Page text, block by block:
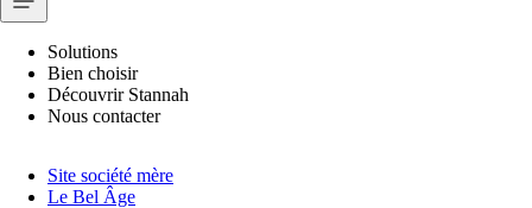
Solutions
Bien choisir
Découvrir Stannah
Nous contacter
Site société mère
Le Bel Âge